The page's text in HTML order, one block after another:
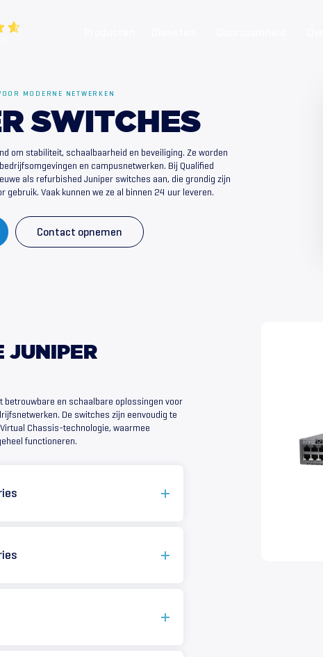
MODERNE NETWERKEN
SWITCHES
om stabiliteit, schaalbaarheid en beveiliging. Ze worden
en campusnetwerken. Bij Qualified
als refurbished Juniper switches aan, die grondig zijn
gebruik. Vaak kunnen we ze al binnen 24 uur leveren.
Contact opnemen
JUNIPER
betrouwbare en schaalbare oplossingen voor
De switches zijn eenvoudig te
Chassis-technologie, waarmee
functioneren.